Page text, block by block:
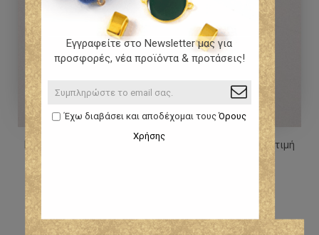
Μεταλλικό μάτι realistic με 2 κρικάκια σε ασημί αντικέ τιμή
0,47 €
Εγγραφείτε στο Newsletter μας για
προσφορές, νέα προϊόντα & προτάσεις!
Έχω διαβάσει και αποδέχομαι τουςΌρους
Χρήσης